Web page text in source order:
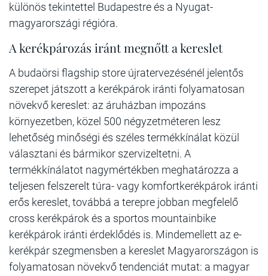
különös tekintettel Budapestre és a Nyugat-
magyarországi régióra.
A kerékpározás iránt megnőtt a kereslet
A budaörsi flagship store újratervezésénél jelentős
szerepet játszott a kerékpárok iránti folyamatosan
növekvő kereslet: az áruházban impozáns
környezetben, közel 500 négyzetméteren lesz
lehetőség minőségi és széles termékkínálat közül
választani és bármikor szervizeltetni. A
termékkínálatot nagymértékben meghatározza a
teljesen felszerelt túra- vagy komfortkerékpárok iránti
erős kereslet, továbbá a terepre jobban megfelelő
cross kerékpárok és a sportos mountainbike
kerékpárok iránti érdeklődés is. Mindemellett az e-
kerékpár szegmensben a kereslet Magyarországon is
folyamatosan növekvő tendenciát mutat: a magyar